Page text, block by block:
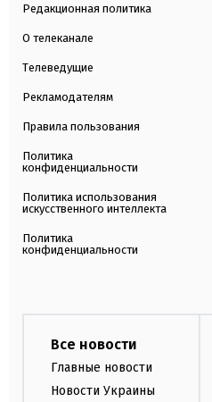
Редакционная политика
О телеканале
Телеведущие
Рекламодателям
Правила пользования
Политика
конфиденциальности
Политика использования
искусственного интеллекта
Политика
конфиденциальности
Все новости
Главные новости
Новости Украины